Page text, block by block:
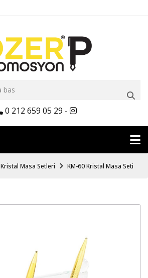
0 212 659 05 29 -
Kristal Masa Setleri KM-60 Kristal Masa Seti